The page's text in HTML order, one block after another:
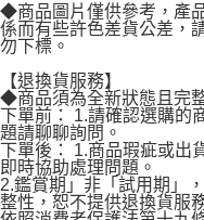
◆商品圖片僅供參考，產
係而有些許色差貨公差，
勿下標。
【退換貨服務】
◆商品須為全新狀態且完
下單前： 1.請確認選購
題請聊聊詢問。
下單後： 1.商品瑕疵或出
即時協助處理問題。
2.鑑賞期」非「試用期」
整性，恕不提供退換貨服